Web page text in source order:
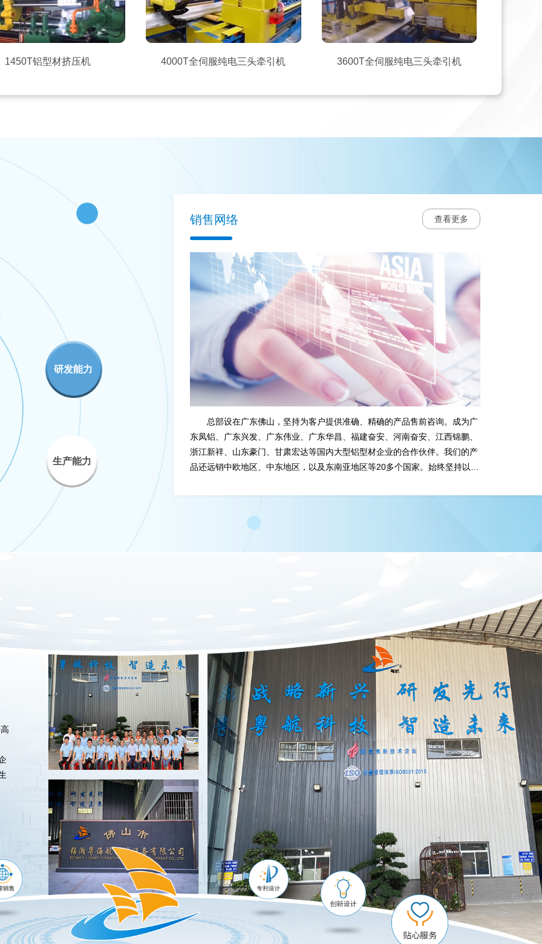
1450T铝型材挤压机 4000T全伺服纯电三头牵引机 3600T全伺服纯电三头牵引机
研发能力
生产能力
销售网络 查看更多
总部设在广东佛山，坚持为客户提供准确、精确的产品售前咨询。成为广
东凤铝、广东兴发、广东伟业、广东华昌、福建奋安、河南奋安、江西锦鹏、
浙江新祥、山东豪门、甘肃宏达等国内大型铝型材企业的合作伙伴。我们的产
品还远销中欧地区、中东地区，以及东南亚地区等20多个国家。始终坚持以市